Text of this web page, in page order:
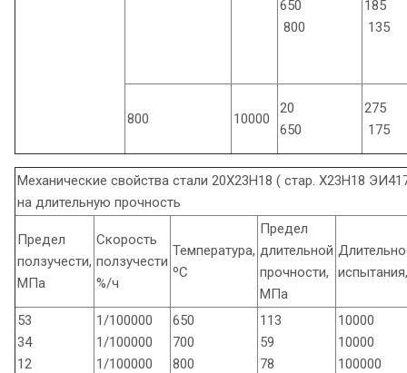
650
800
185
135
800 10000
20
650
275
175
Механические свойства стали 20Х23Н18 ( стар. Х23Н18
на длительную прочность
Предел
ползучести,
МПа
Скорость
ползучести
%/ч
Температура,
ºС
Предел
длительной
прочности,
МПа
53
34
12
1/100000
1/100000
1/100000
650
700
800
113
59
78
10000
10000
100000